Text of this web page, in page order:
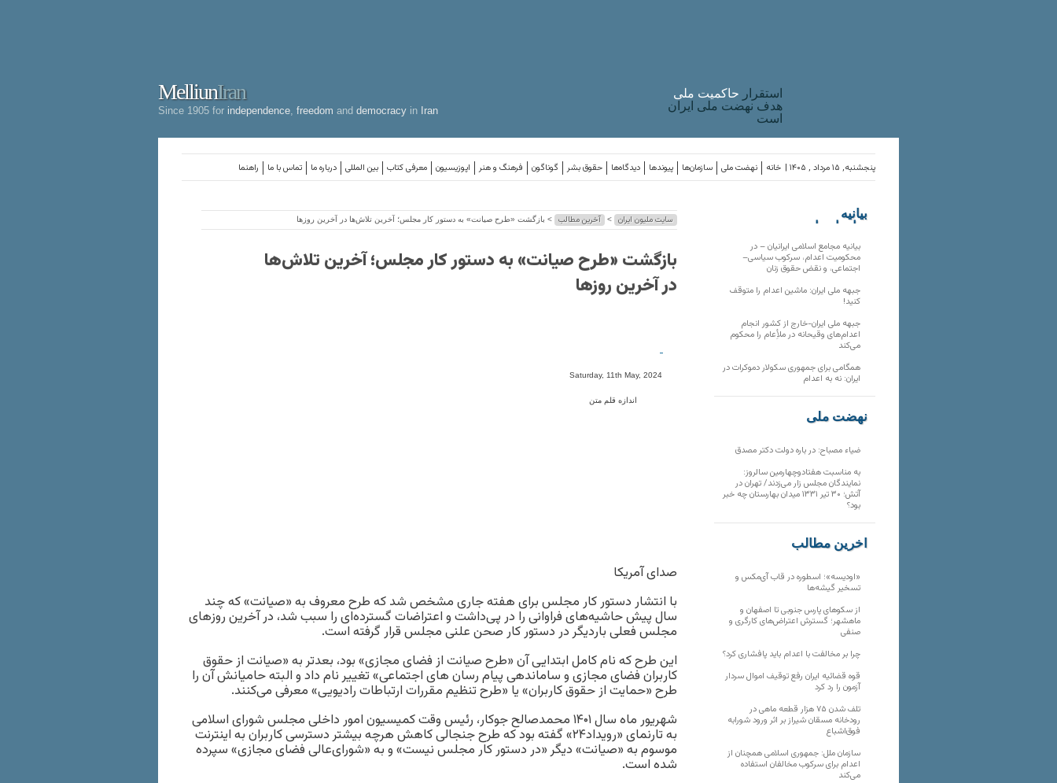
MelliunIran
Since 1905 for independence freedom and democracy in Iran
استقرار حاکميت ملی
هدف نهضت ملی ایران
است
راهنما تماس با ما درباره ما بین المللی معرفی کتاب اپوزیسیون فرهنگ و هنر گوناگون حقوق بشر دیدگاه‌ها پیوندها سازمان‌ها نهضت ملی خانه پنجشنبه, ۱۵ مرداد , ۱۴۰۵ |
سایت ملیون ایران > آخرین مطالب > بازگشت «طرح صیانت» به دستور کار مجلس؛ آخرین تلاش‌ها در آخرین روزها
بازگشت «طرح صیانت» به دستور کار مجلس؛ آخرین تلاش‌ها
در آخرین روزها
-
Saturday, 11th May, 2024
اندازه قلم متن
صدای آمریکا
با انتشار دستور کار مجلس برای هفته جاری مشخص شد که طرح معروف به «صیانت» که چند
سال پیش حاشیه‌های فراوانی را در پی‌داشت و اعتراضات گسترده‌ای را سبب شد، در آخرین روزهای
مجلس فعلی باردیگر در دستور کار صحن علنی مجلس قرار گرفته است.
این طرح که نام کامل ابتدایی آن «طرح صیانت از فضای مجازی» بود، بعدتر به «صیانت از حقوق
کاربران فضای مجازی و ساماندهی پیام رسان های اجتماعی» تغییر نام داد و البته حامیانش آن را
طرح «حمایت از حقوق کاربران» یا «طرح تنظیم مقررات ارتباطات رادیویی» معرفی می‌کنند.
شهریور ماه سال ۱۴۰۱ محمدصالح جوکار، رئیس وقت کمیسیون امور داخلی مجلس شورای اسلامی
به تارنمای «رویداد۲۴» گفته بود که طرح جنجالی کاهش هرچه بیشتر دسترسی کاربران به اینترنت
موسوم به «صیانت» دیگر «در دستور کار مجلس نیست» و به «شورای‌عالی فضای مجازی» سپرده
شده است.
بیانیه
سازمان‌های
بیانیه مجامع اسلامی ایرانیان – در
محکومیت اعدام، سرکوب سیاسی–
اجتماعی، و نقض حقوق زنان
جبهه ملی ایران: ماشین اعدام را متوقف
کنید!
جبهه ملی ایران-خارج از کشور انجام
اعدام‌های وقیحانه در ملأِعام را محکوم
می‌کند
همگامی برای جمهوری سکولار دموکرات در
ایران: نه به اعدام
نهضت ملی
ضیاء مصباح: در باره دولت دکتر مصدق
به مناسبت هفتادوچهارمین سالروز:
نمایندگان مجلس زار می‌زدند/ تهران در
آتش؛ ۳۰ تیر ۱۳۳۱ میدان بهارستان چه خبر
بود؟
آخرین مطالب
«اودیسه»؛ اسطوره در قاب آی‌مکس و
تسخیر گیشه‌ها
از سکوهای پارس جنوبی تا اصفهان و
ماهشهر؛ گسترش اعتراض‌های کارگری و
صنفی
چرا بر مخالفت با اعدام باید پافشاری کرد؟
قوه قضائیه ایران رفع توقیف اموال سردار
آزمون را رد کرد
تلف شدن ۷۵ هزار قطعه ماهی در
رودخانه مسقان شیراز بر اثر ورود شورابه
فوق‌اشباع
سازمان ملل: جمهوری اسلامی همچنان از
اعدام برای سرکوب مخالفان استفاده
می‌کند